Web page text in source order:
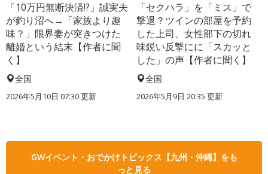
「10万円無断決済!?」誠実夫
が釣り沼へ→「家族より趣
味？」限界妻が突きつけた
離婚という結末【作者に聞
く】
全国
2026年5月10日 07:30 更新
「セクハラ」を「ミス」で
撃退？ツインの部屋を予約
した上司、女性部下の切れ
味鋭い反撃にに「スカッと
した」の声【作者に聞く】
全国
2026年5月9日 20:35 更新
GWイベント・おでかけトピックス【九州・沖縄】をも
っと見る